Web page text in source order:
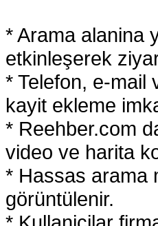
* Arama alanina
etkinleşerek
* Telefon, e-mail
kayit ekleme
* Reehber.com
video ve harita
* Hassas arama
görüntülenir.